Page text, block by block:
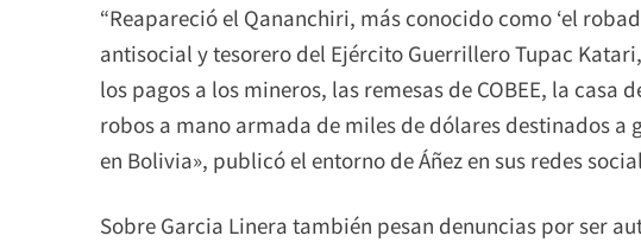
“Reapareció el Qananchiri, más conocido como ‘el
antisocial y tesorero del Ejército Guerrillero Tupac
los pagos a los mineros, las remesas de COBEE, la casa
robos a mano armada de miles de dólares destinados
en Bolivia», publicó el entorno de Áñez en sus redes
Sobre Garcia Linera también pesan denuncias por ser